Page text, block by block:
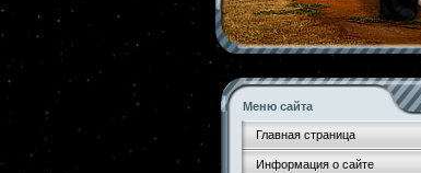
Меню сайта
Главная страница
Информация о сайте